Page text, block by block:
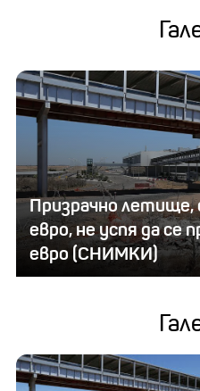
Призрачно летище,
евро, не успя да се
евро (СНИМКИ)